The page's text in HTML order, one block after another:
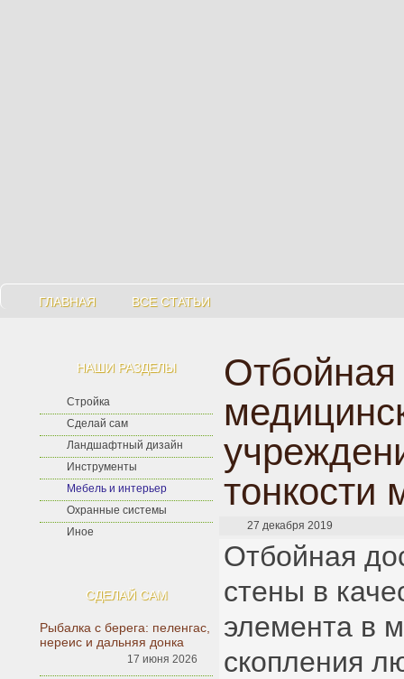
ГЛАВНАЯ ВСЕ СТАТЬИ
НАШИ РАЗДЕЛЫ
Стройка
Сделай сам
Ландшафтный дизайн
Инструменты
Мебель и интерьер
Охранные системы
Иное
СДЕЛАЙ САМ
Рыбалка с берега: пеленгас,
нереис и дальняя донка
17 июня 2026
тонкости
27 декабря 2019
Отбойная
стены в
элемента в
скопления